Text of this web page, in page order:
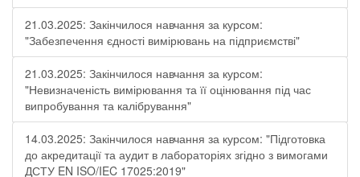
21.03.2025: Закінчилося навчання за курсом:
"Забезпечення єдності вимірювань на підприємстві"
21.03.2025: Закінчилося навчання за курсом:
"Невизначеність вимірювання та її оцінювання під час
випробування та калібрування"
14.03.2025: Закінчилося навчання за курсом: "Підготовка
до акредитації та аудит в лабораторіях згідно з вимогами
ДСТУ EN ISO/IEC 17025:2019"